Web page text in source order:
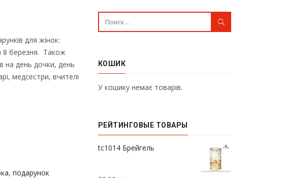
для жінок:
8 березня. Також
на день дочки, день
медсестри, вчителі
, подарунок
КОШИК
У кошику немає товарів.
РЕЙТИНГОВЫЕ ТОВАРЫ
tc1014 Брейгель
37.00грн